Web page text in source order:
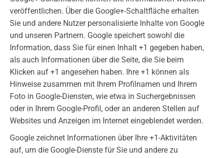
veröffentlichen. Über die Google+-Schaltfläche erhalten
Sie und andere Nutzer personalisierte Inhalte von Google
und unseren Partnern. Google speichert sowohl die
Information, dass Sie für einen Inhalt +1 gegeben haben,
als auch Informationen über die Seite, die Sie beim
Klicken auf +1 angesehen haben. Ihre +1 können als
Hinweise zusammen mit Ihrem Profilnamen und Ihrem
Foto in Google-Diensten, wie etwa in Suchergebnissen
oder in Ihrem Google-Profil, oder an anderen Stellen auf
Websites und Anzeigen im Internet eingeblendet werden.
Google zeichnet Informationen über Ihre +1-Aktivitäten
auf, um die Google-Dienste für Sie und andere zu